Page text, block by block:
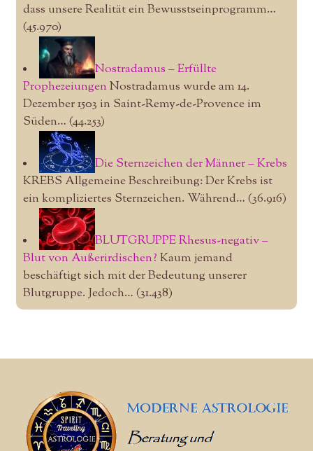
dass unsere Realität ein Bewusstseinprogramm…
(45.970)
Nostradamus – Erfüllte
ProphezeiungenNostradamus wurde am 14.
Dezember 1503 in Saint-Remy-de-Provence im
Süden… (44.253)
Die Sternzeichen der Männer – Krebs
KREBS Allgemeine Beschreibung: Der Krebs ist
ein kompliziertes Sternzeichen. Während… (36.916)
BLUTGRUPPE Rhesus-negativ –
Blut von Außerirdischen? Kaum jemand
beschäftigt sich mit der Bedeutung unserer
Blutgruppe. Jedoch… (31.438)